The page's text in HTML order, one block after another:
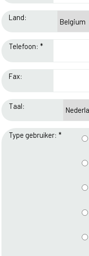
Land:
Telefoon: *
Fax:
Taal:
Type gebruiker: *